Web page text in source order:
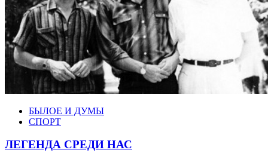
БЫЛОЕ И ДУМЫ
СПОРТ
ЛЕГЕНДА СРЕДИ НАС